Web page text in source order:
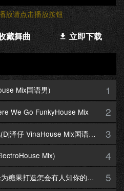
放请点击播放按钮
藏舞曲 立即下载
Mix国语男) 1
We Go FunkyHouse Mix 2
【172Mix独家】1K - 就忘了吧(Dj泽仔 VinaHouse Mix国语男) 3
Mix) 4
丰城Dj阿海-全国语Electro音乐为糖果打造怎会有人知你的苦专辑172Mix串烧 5